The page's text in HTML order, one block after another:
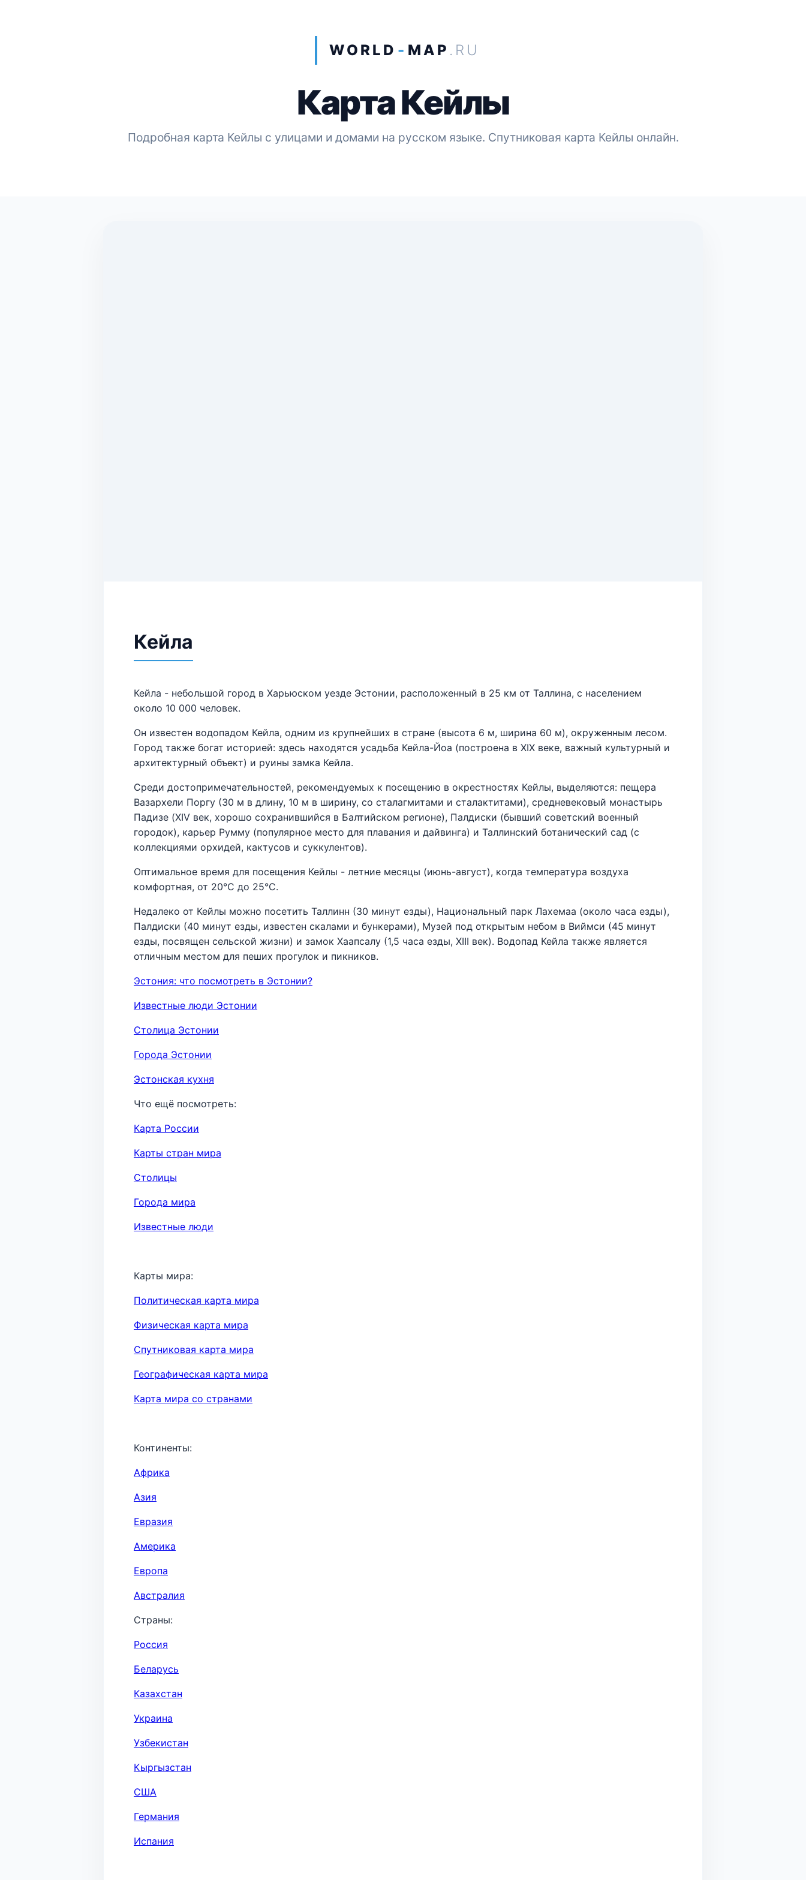
WORLD - MAP .RU
Карта Кейлы
Подробная карта Кейлы с улицами и домами на русском языке. Спутниковая карта Кейлы онлайн.
Кейла
Кейла - небольшой город в Харьюском уезде Эстонии, расположенный в 25 км от Таллина, с населением
около 10 000 человек.
Он известен водопадом Кейла, одним из крупнейших в стране (высота 6 м, ширина 60 м), окруженным лесом.
Город также богат историей: здесь находятся усадьба Кейла-Йоа (построена в XIX веке, важный культурный и
архитектурный объект) и руины замка Кейла.
Среди достопримечательностей, рекомендуемых к посещению в окрестностях Кейлы, выделяются: пещера
Вазархели Поргу (30 м в длину, 10 м в ширину, со сталагмитами и сталактитами), средневековый монастырь
Падизе (XIV век, хорошо сохранившийся в Балтийском регионе), Палдиски (бывший советский военный
городок), карьер Румму (популярное место для плавания и дайвинга) и Таллинский ботанический сад (с
коллекциями орхидей, кактусов и суккулентов).
Оптимальное время для посещения Кейлы - летние месяцы (июнь-август), когда температура воздуха
комфортная, от 20°C до 25°C.
Недалеко от Кейлы можно посетить Таллинн (30 минут езды), Национальный парк Лахемаа (около часа езды),
Палдиски (40 минут езды, известен скалами и бункерами), Музей под открытым небом в Виймси (45 минут
езды, посвящен сельской жизни) и замок Хаапсалу (1,5 часа езды, XIII век). Водопад Кейла также является
отличным местом для пеших прогулок и пикников.
Эстония: что посмотреть в Эстонии?
Известные люди Эстонии
Столица Эстонии
Города Эстонии
Эстонская кухня
Что ещё посмотреть:
Карта России
Карты стран мира
Столицы
Города мира
Известные люди
Карты мира:
Политическая карта мира
Физическая карта мира
Спутниковая карта мира
Географическая карта мира
Карта мира со странами
Континенты:
Африка
Азия
Евразия
Америка
Европа
Австралия
Страны:
Россия
Беларусь
Казахстан
Украина
Узбекистан
Кыргызстан
США
Германия
Испания